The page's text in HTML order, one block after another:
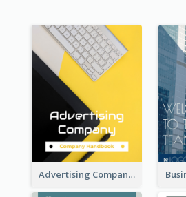
Advertising Company Employee Handbook